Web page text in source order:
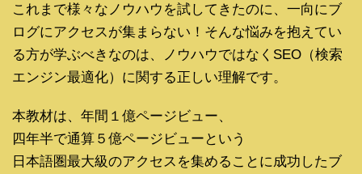
これまで様々なノウハウを試してきたのに、一向にブ
ログにアクセスが集まらない！そんな悩みを抱えてい
る方が学ぶべきなのは、ノウハウではなくSEO（検索
エンジン最適化）に関する正しい理解です。
本教材は、年間１億ページビュー、
四年半で通算５億ページビューという
日本語圏最大級のアクセスを集めることに成功したブ